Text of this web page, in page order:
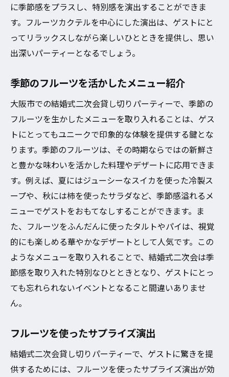
に季節感をプラスし、特別感を演出することができま
す。フルーツカクテルを中心にした演出は、ゲストにと
ってリラックスしながら楽しいひとときを提供し、思い
出深いパーティーとなるでしょう。
季節のフルーツを活かしたメニュー紹介
大阪市での結婚式二次会貸し切りパーティーで、季節の
フルーツを生かしたメニューを取り入れることは、ゲス
トにとってもユニークで印象的な体験を提供する鍵とな
ります。季節のフルーツは、その時期ならではの新鮮さ
と豊かな味わいを活かした料理やデザートに応用できま
す。例えば、夏にはジューシーなスイカを使った冷製ス
ープや、秋には柿を使ったサラダなど、季節感溢れるメ
ニューでゲストをおもてなしすることができます。ま
た、フルーツをふんだんに使ったタルトやパイは、視覚
的にも楽しめる華やかなデザートとして人気です。この
ようなメニューを取り入れることで、結婚式二次会は季
節感を取り入れた特別なひとときとなり、ゲストにとっ
ても忘れられないイベントとなること間違いありませ
ん。
フルーツを使ったサプライズ演出
結婚式二次会貸し切りパーティーで、ゲストに驚きを提
供するためには、フルーツを使ったサプライズ演出が効